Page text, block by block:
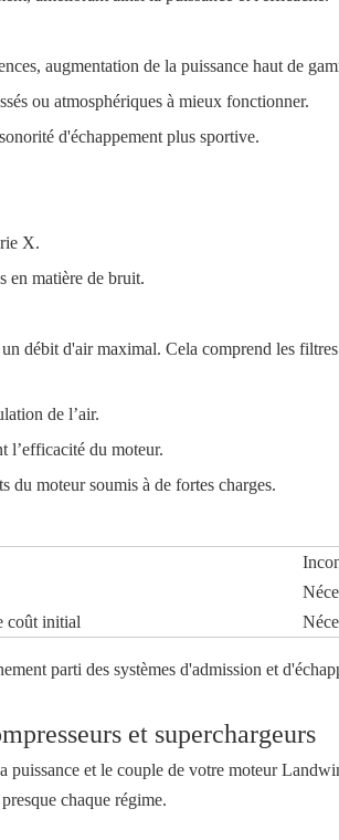
augmentation de la puissance haut de
ou atmosphériques à mieux fonctionner.
d'échappement plus sportive.
X.
en matière de bruit.
débit d'air maximal. Cela comprend les
de l’air.
l’efficacité du moteur.
du moteur soumis à de fortes charges.
coût initial
parti des systèmes d'admission et
et superchargeurs
et le couple de votre moteur
chaque régime.